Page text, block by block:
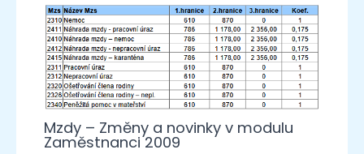
Mzdy – Změny a novinky v modulu
Zaměstnanci 2009